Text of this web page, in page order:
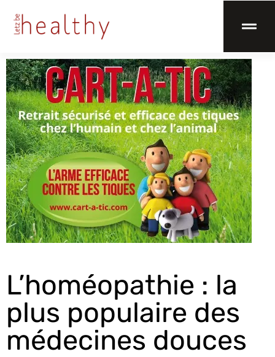
L’homéopathie : la
plus populaire des
médecines douces